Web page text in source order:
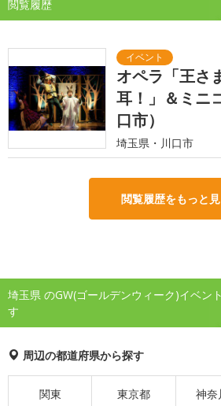
閲覧履歴
オペラ「王さ
耳！」＆ミニ
口市）
埼玉県・川口市
閲覧履歴をもっと
埼玉県 のGW(ゴールデンウィーク)イベン
す
周辺の都道府県から探す
関東 東京都 神奈